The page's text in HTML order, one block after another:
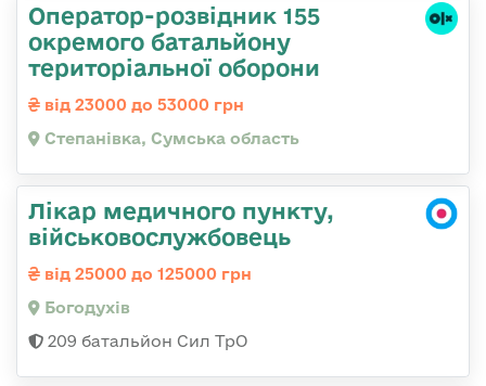
Оператор-розвідник 155
окремого батальйону
територіальної оборони
від 23000 до 53000 грн
Степанівка, Сумська область
Лікар медичного пункту,
військовослужбовець
від 25000 до 125000 грн
Богодухів
209 батальйон Сил ТрО